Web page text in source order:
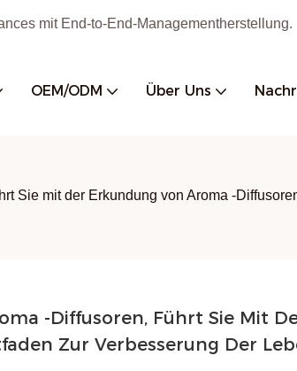
mit End-to-End-Managementherstellung.
OEM/ODM Über Uns
Sie mit der Erkundung von Aroma -
-Diffusoren, Führt Sie Mit
Zur Verbesserung Der